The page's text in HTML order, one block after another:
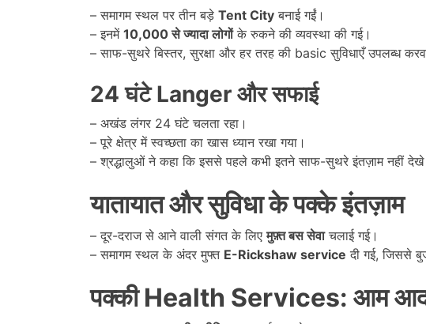
– समागम स्थल पर तीन बड़े Tent City बनाई गईं।
– इनमें 10,000से ज्यादा लोगोंके रुकने की व्यवस्था की गई।
– साफ-सुथरे बिस्तर, सुरक्षा और हर तरह की basic सुविधाएँ उपलब्ध
24घंटेLanger और सफाई
– अखंड लंगर 24 घंटे चलता रहा।
– पूरे क्षेत्र में स्वच्छता का खास ध्यान रखा गया।
– श्रद्धालुओं ने कहा कि इससे पहले कभी इतने साफ-सुथरे इंतज़ाम नहीं
यातायात और सुविधा के पक्के इंतज़ाम
– दूर-दराज से आने वाली संगत के लिएमुफ़्त बस सेवाचलाई गई।
– समागम स्थल के अंदर मुफ्त E-Rickshaw service दी गई, जिससे
पक्कीHealth Services: आम